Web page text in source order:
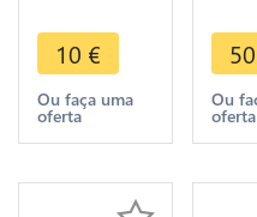
IX
International
Year of
Youth 2528
10 €
Ou faça uma
oferta
50
Ou
oferta